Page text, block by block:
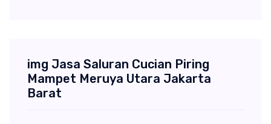
img Jasa Saluran Cucian Piring
Mampet Meruya Utara Jakarta
Barat